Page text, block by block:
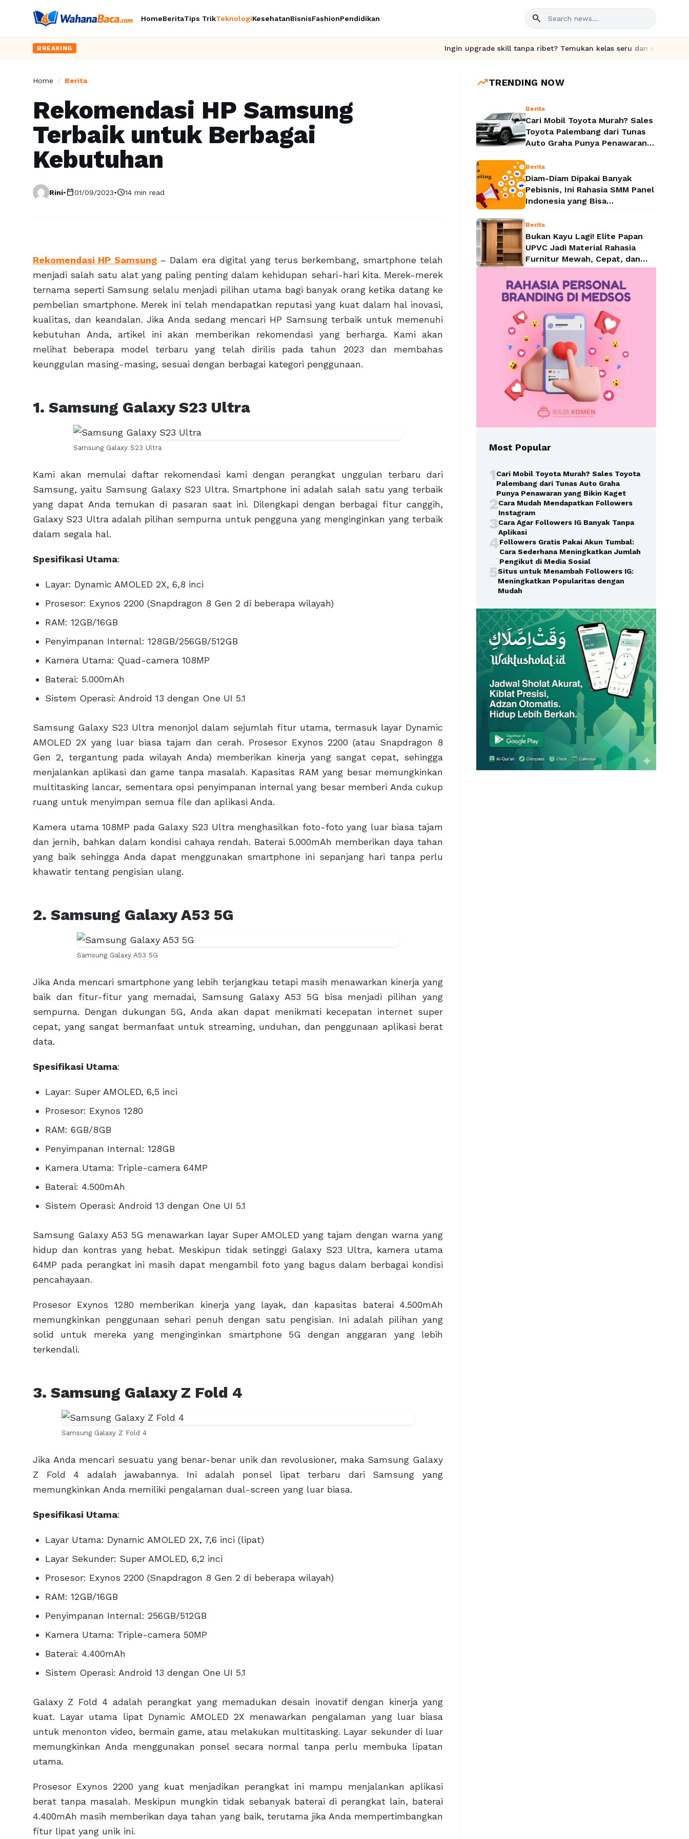
HomeBeritaTips TrikTeknologiKesehatanBisnisFashionPendidikan search
BREAKING Ingin upgrade skill tanpa ribet? Temukan kelas seru dan materi lengkap hanya
Home / Berita
Rekomendasi HP Samsung
Terbaik untuk Berbagai
Kebutuhan
Rini•calendar_today01/09/2023•schedule14 min read
Rekomendasi HP Samsung– Dalam era digital yang terus berkembang, smartphone telah
menjadi salah satu alat yang paling penting dalam kehidupan sehari-hari kita. Merek-merek
ternama seperti Samsung selalu menjadi pilihan utama bagi banyak orang ketika datang ke
pembelian smartphone. Merek ini telah mendapatkan reputasi yang kuat dalam hal inovasi,
kualitas, dan keandalan. Jika Anda sedang mencari HP Samsung terbaik untuk memenuhi
kebutuhan Anda, artikel ini akan memberikan rekomendasi yang berharga. Kami akan
melihat beberapa model terbaru yang telah dirilis pada tahun 2023 dan membahas
keunggulan masing-masing, sesuai dengan berbagai kategori penggunaan.
1. Samsung Galaxy S23 Ultra
Samsung Galaxy S23 Ultra
Kami akan memulai daftar rekomendasi kami dengan perangkat unggulan terbaru dari
Samsung, yaitu Samsung Galaxy S23 Ultra. Smartphone ini adalah salah satu yang terbaik
yang dapat Anda temukan di pasaran saat ini. Dilengkapi dengan berbagai fitur canggih,
Galaxy S23 Ultra adalah pilihan sempurna untuk pengguna yang menginginkan yang terbaik
dalam segala hal.
Spesifikasi Utama:
Layar: Dynamic AMOLED 2X, 6,8 inci
Prosesor: Exynos 2200 (Snapdragon 8 Gen 2 di beberapa wilayah)
RAM: 12GB/16GB
Penyimpanan Internal: 128GB/256GB/512GB
Kamera Utama: Quad-camera 108MP
Baterai: 5.000mAh
Sistem Operasi: Android 13 dengan One UI 5.1
Samsung Galaxy S23 Ultra menonjol dalam sejumlah fitur utama, termasuk layar Dynamic
AMOLED 2X yang luar biasa tajam dan cerah. Prosesor Exynos 2200 (atau Snapdragon 8
Gen 2, tergantung pada wilayah Anda) memberikan kinerja yang sangat cepat, sehingga
menjalankan aplikasi dan game tanpa masalah. Kapasitas RAM yang besar memungkinkan
multitasking lancar, sementara opsi penyimpanan internal yang besar memberi Anda cukup
ruang untuk menyimpan semua file dan aplikasi Anda.
Kamera utama 108MP pada Galaxy S23 Ultra menghasilkan foto-foto yang luar biasa tajam
dan jernih, bahkan dalam kondisi cahaya rendah. Baterai 5.000mAh memberikan daya tahan
yang baik sehingga Anda dapat menggunakan smartphone ini sepanjang hari tanpa perlu
khawatir tentang pengisian ulang.
2. Samsung Galaxy A53 5G
Samsung Galaxy A53 5G
Jika Anda mencari smartphone yang lebih terjangkau tetapi masih menawarkan kinerja yang
baik dan fitur-fitur yang memadai, Samsung Galaxy A53 5G bisa menjadi pilihan yang
sempurna. Dengan dukungan 5G, Anda akan dapat menikmati kecepatan internet super
cepat, yang sangat bermanfaat untuk streaming, unduhan, dan penggunaan aplikasi berat
data.
Spesifikasi Utama:
Layar: Super AMOLED, 6,5 inci
Prosesor: Exynos 1280
RAM: 6GB/8GB
Penyimpanan Internal: 128GB
Kamera Utama: Triple-camera 64MP
Baterai: 4.500mAh
Sistem Operasi: Android 13 dengan One UI 5.1
Samsung Galaxy A53 5G menawarkan layar Super AMOLED yang tajam dengan warna yang
hidup dan kontras yang hebat. Meskipun tidak setinggi Galaxy S23 Ultra, kamera utama
64MP pada perangkat ini masih dapat mengambil foto yang bagus dalam berbagai kondisi
pencahayaan.
Prosesor Exynos 1280 memberikan kinerja yang layak, dan kapasitas baterai 4.500mAh
memungkinkan penggunaan sehari penuh dengan satu pengisian. Ini adalah pilihan yang
solid untuk mereka yang menginginkan smartphone 5G dengan anggaran yang lebih
terkendali.
3. Samsung Galaxy Z Fold 4
Samsung Galaxy Z Fold 4
Jika Anda mencari sesuatu yang benar-benar unik dan revolusioner, maka Samsung Galaxy
Z Fold 4 adalah jawabannya. Ini adalah ponsel lipat terbaru dari Samsung yang
memungkinkan Anda memiliki pengalaman dual-screen yang luar biasa.
Spesifikasi Utama:
Layar Utama: Dynamic AMOLED 2X, 7,6 inci (lipat)
Layar Sekunder: Super AMOLED, 6,2 inci
Prosesor: Exynos 2200 (Snapdragon 8 Gen 2 di beberapa wilayah)
RAM: 12GB/16GB
Penyimpanan Internal: 256GB/512GB
Kamera Utama: Triple-camera 50MP
Baterai: 4.400mAh
Sistem Operasi: Android 13 dengan One UI 5.1
Galaxy Z Fold 4 adalah perangkat yang memadukan desain inovatif dengan kinerja yang
kuat. Layar utama lipat Dynamic AMOLED 2X menawarkan pengalaman yang luar biasa
untuk menonton video, bermain game, atau melakukan multitasking. Layar sekunder di luar
memungkinkan Anda menggunakan ponsel secara normal tanpa perlu membuka lipatan
utama.
Prosesor Exynos 2200 yang kuat menjadikan perangkat ini mampu menjalankan aplikasi
berat tanpa masalah. Meskipun mungkin tidak sebanyak baterai di perangkat lain, baterai
4.400mAh masih memberikan daya tahan yang baik, terutama jika Anda mempertimbangkan
fitur lipat yang unik ini.
trending_upTRENDING NOW
Berita
Cari Mobil Toyota Murah? Sales
Toyota Palembang dari Tunas
Auto Graha Punya Penawaran
Berita
Diam-Diam Dipakai Banyak
Pebisnis, Ini Rahasia SMM Panel
Indonesia yang Bisa
Media
Berita
Bukan Kayu Lagi! Elite Papan
UPVC Jadi Material Rahasia
Furnitur Mewah, Cepat, dan
Lebih Hemat
Most Popular
1Cari Mobil Toyota Murah? Sales Toyota
Palembang dari Tunas Auto Graha
Punya Penawaran yang Bikin Kaget
2Cara Mudah Mendapatkan Followers
Instagram
3Cara Agar Followers IG Banyak Tanpa
Aplikasi
4Followers Gratis Pakai Akun Tumbal:
Cara Sederhana Meningkatkan Jumlah
Pengikut di Media Sosial
5Situs untuk Menambah Followers IG:
Meningkatkan Popularitas dengan
Mudah